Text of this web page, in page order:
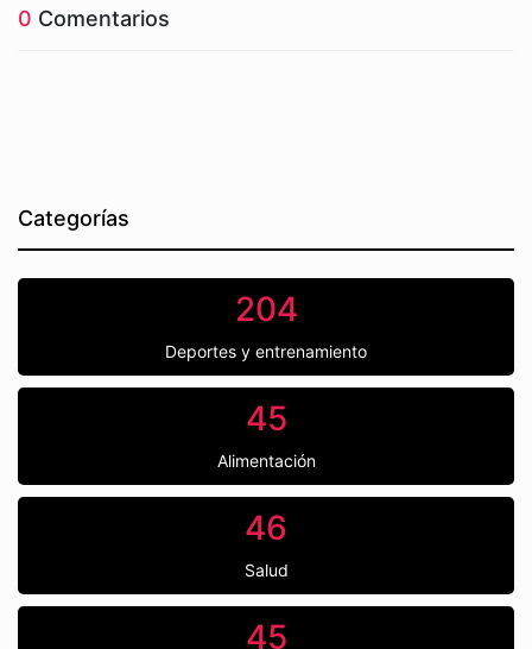
0 Comentarios
Categorías
204
Deportes y entrenamiento
45
Alimentación
46
Salud
45